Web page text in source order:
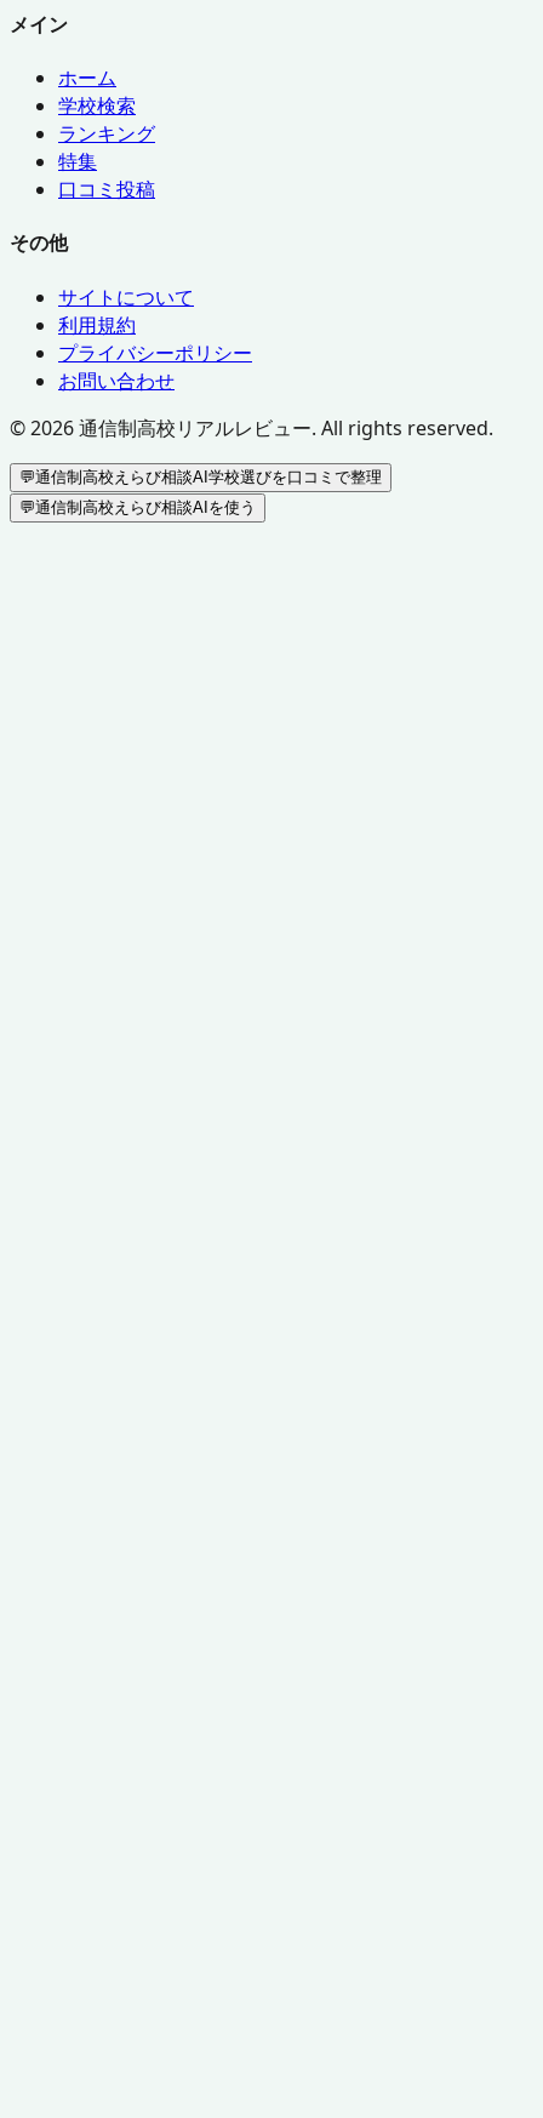
メイン
ホーム
学校検索
ランキング
特集
口コミ投稿
その他
サイトについて
利用規約
プライバシーポリシー
お問い合わせ
©2026通信制高校リアルレビュー. All rights reserved.
💬通信制高校えらび相談AI学校選びを口コミで整理
💬通信制高校えらび相談AIを使う